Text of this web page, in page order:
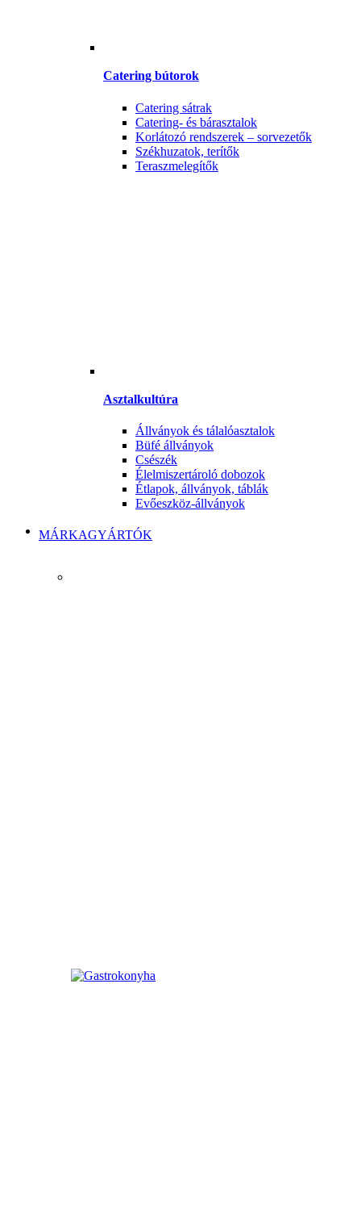
Catering bútorok
Catering sátrak
Catering- és bárasztalok
Korlátozó rendszerek – sorvezetők
Székhuzatok, terítők
Teraszmelegítők
Asztalkultúra
Állványok és tálalóasztalok
Büfé állványok
Csészék
Élelmiszertároló dobozok
Étlapok, állványok, táblák
Evőeszköz-állványok
MÁRKAGYÁRTÓK